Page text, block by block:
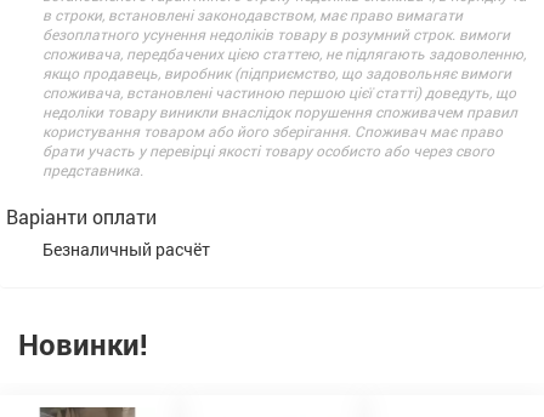
в строки, встановлені законодавством, має право вимагати
безоплатного усунення недоліків товару в розумний строк. вимоги
споживача, передбачених цією статтею, не підлягають задоволенню,
якщо продавець, виробник (підприємство, що задовольняє вимоги
споживача, встановлені частиною першою цієї статті) доведуть, що
недоліки товару виникли внаслідок порушення споживачем правил
користування товаром або його зберігання. Споживач має право
брати участь у перевірці якості товару особисто або через свого
представника.
Варіанти оплати
Безналичный расчёт
Новинки!